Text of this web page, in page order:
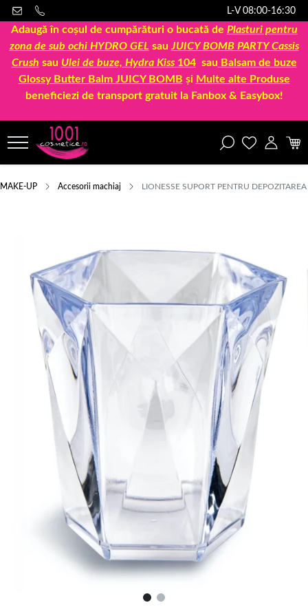
L-V 08:00-16:30
Adaugă în coșul de cumpărături o bucată de Plasturi pentru
zona de sub ochi HYDRO GEL sau JUICY BOMB PARTY Cassis
Crush sau Ulei de buze, Hydra Kiss 104sau Balsam de buze
Glossy Butter Balm JUICY BOMB și Multe alte Produse
beneficiezi de transport gratuit la Fanbox & Easybox!
MAKE-UP Accesorii machiaj LIONESSE SUPORT PENTRU